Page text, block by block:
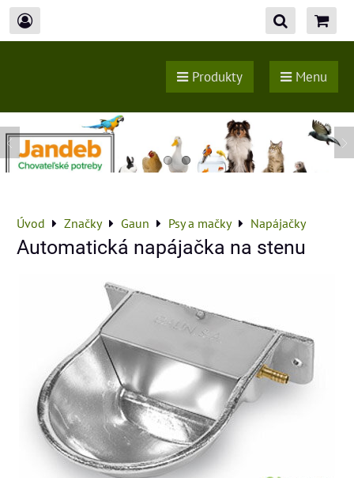
Produkty Menu
Úvod Značky Gaun Psy a mačky Napájačky
Automatická napájačka na stenu